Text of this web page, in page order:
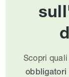
Scopri
obbligatori